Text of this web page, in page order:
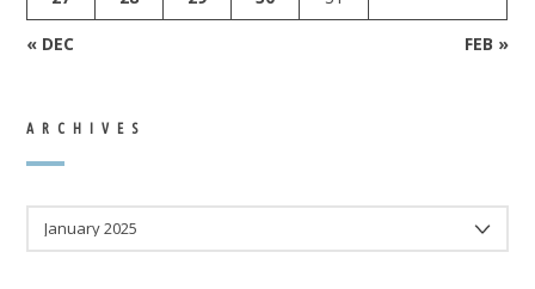
« DEC FEB »
ARCHIVES